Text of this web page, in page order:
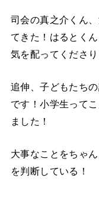
司会の真之介くん
てきた！はるとく
気を配ってくださ
追伸、子どもたち
です！小学生って
ました！
大事なことをちゃ
を判断している！